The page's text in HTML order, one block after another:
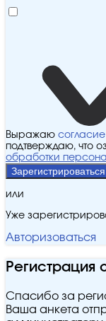
Выражаю согласие
подтверждаю, что
обработки
Зарегистрироваться
или
Уже
Авторизоваться
Спасибо за
Ваша анкета